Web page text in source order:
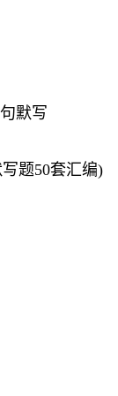
默写
题50套汇编)